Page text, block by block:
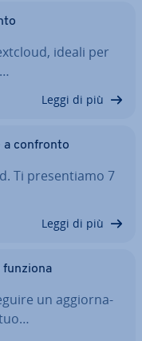
ideali per
Leggi di più
a confronto
Ti pre­sen­tia­mo 7
Leggi di più
funziona
un ag­gior­na­